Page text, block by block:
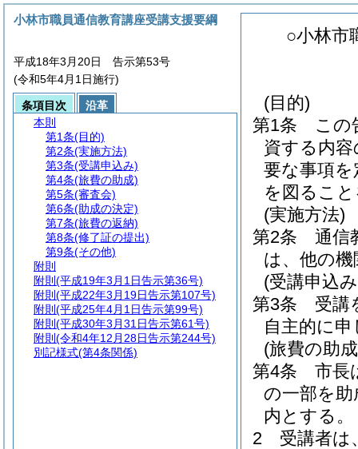
○小林市
(目的)
第1条
この
資する内
要な事項
を図るこ
(実施方法)
第2条
通信
は、他の
(受講申込
第3条
受講
自主的に
(旅費の助
第4条
市長
の一部を
内とする。
2
受講者は
小林市職員通信教育講座受講支援要綱
平成18年3月20日 告示第53号
(令和5年4月1日施行)
条項目次
沿革
本則
第1条(目的)
第2条(実施方法)
第3条(受講申込み)
第4条(旅費の助成)
第5条(審査会)
第6条(助成の決定)
第7条(旅費の返納)
第8条(修了証の提出)
第9条(その他)
附則
附則 (平成19年3月1日告示第36号)
附則 (平成22年3月19日告示第107号)
附則 (平成25年4月1日告示第99号)
附則 (平成30年3月31日告示第61号)
附則 (令和4年12月28日告示第244号)
別記様式(第4条関係)